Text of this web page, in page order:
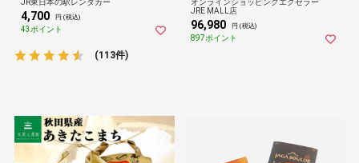
JR東日本の駅レンタカー
4,700 円 (税込)
43ポイント
(113件)
オンラインショッピングエクセラー
JRE MALL店
96,980 円 (税込)
897ポイント